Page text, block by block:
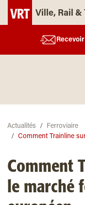
Ville, Rail &
Actualités
Ferroviaire
Comment Trainline
Comment
le marché